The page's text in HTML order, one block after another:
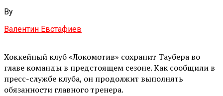
By
Валентин Евстафиев
Хоккейный клуб «Локомотив» сохранит Таубера во
главе команды в предстоящем сезоне. Как сообщили в
пресс-службе клуба, он продолжит выполнять
обязанности главного тренера.